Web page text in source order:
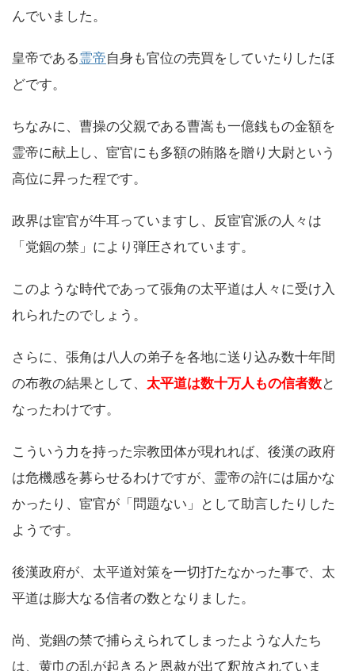
んでいました。
皇帝である霊帝自身も官位の売買をしていたりしたほ
どです。
ちなみに、曹操の父親である曹嵩も一億銭もの金額を
霊帝に献上し、宦官にも多額の賄賂を贈り大尉という
高位に昇った程です。
政界は宦官が牛耳っていますし、反宦官派の人々は
「党錮の禁」により弾圧されています。
このような時代であって張角の太平道は人々に受け入
れられたのでしょう。
さらに、張角は八人の弟子を各地に送り込み数十年間
の布教の結果として、 太平道は数十万人もの信者数と
なったわけです。
こういう力を持った宗教団体が現れれば、後漢の政府
は危機感を募らせるわけですが、霊帝の許には届かな
かったり、宦官が「問題ない」として助言したりした
ようです。
後漢政府が、太平道対策を一切打たなかった事で、太
平道は膨大なる信者の数となりました。
尚、党錮の禁で捕らえられてしまったような人たち
は、黄巾の乱が起きると恩赦が出て釈放されていま